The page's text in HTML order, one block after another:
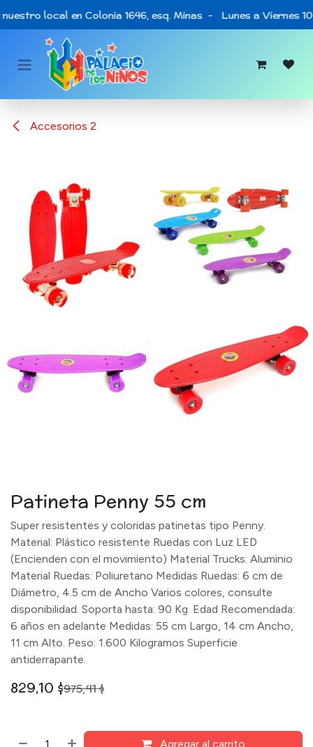
Ir al contenido
local en Colonia 1646, esq. Minas - Lunes a Viernes
Accesorios 2
Patineta Penny 55 cm
Super resistentes y coloridas patinetas tipo Penny.
Material: Plástico resistente Ruedas con Luz LED
(Encienden con el movimiento) Material Trucks: Aluminio
Material Ruedas: Poliuretano Medidas Ruedas: 6 cm de
Diámetro, 4.5 cm de Ancho Varios colores, consulte
disponibilidad. Soporta hasta: 90 Kg. Edad Recomendada:
6 años en adelante Medidas: 55 cm Largo, 14 cm Ancho,
11 cm Alto. Peso: 1.600 Kilogramos Superficie
antiderrapante.
829,10 $975,41$
Agregar al carrito